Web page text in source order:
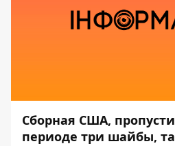
Сборная США,
периоде три шайбы,